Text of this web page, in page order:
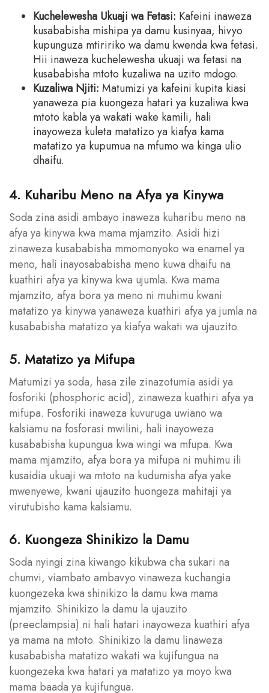
Kuchelewesha Ukuaji wa Fetasi: Kafeini inaweza
kusababisha mishipa ya damu kusinyaa, hivyo
kupunguza mtiririko wa damu kwenda kwa fetasi.
Hii inaweza kuchelewesha ukuaji wa fetasi na
kusababisha mtoto kuzaliwa na uzito mdogo.
Kuzaliwa Njiti: Matumizi ya kafeini kupita kiasi
yanaweza pia kuongeza hatari ya kuzaliwa kwa
mtoto kabla ya wakati wake kamili, hali
inayoweza kuleta matatizo ya kiafya kama
matatizo ya kupumua na mfumo wa kinga ulio
dhaifu.
4. Kuharibu Meno na Afya ya Kinywa
Soda zina asidi ambayo inaweza kuharibu meno na
afya ya kinywa kwa mama mjamzito. Asidi hizi
zinaweza kusababisha mmomonyoko wa enamel ya
meno, hali inayosababisha meno kuwa dhaifu na
kuathiri afya ya kinywa kwa ujumla. Kwa mama
mjamzito, afya bora ya meno ni muhimu kwani
matatizo ya kinywa yanaweza kuathiri afya ya jumla na
kusababisha matatizo ya kiafya wakati wa ujauzito.
5. Matatizo ya Mifupa
Matumizi ya soda, hasa zile zinazotumia asidi ya
fosforiki (phosphoric acid), zinaweza kuathiri afya ya
mifupa. Fosforiki inaweza kuvuruga uwiano wa
kalsiamu na fosforasi mwilini, hali inayoweza
kusababisha kupungua kwa wingi wa mfupa. Kwa
mama mjamzito, afya bora ya mifupa ni muhimu ili
kusaidia ukuaji wa mtoto na kudumisha afya yake
mwenyewe, kwani ujauzito huongeza mahitaji ya
virutubisho kama kalsiamu.
6. Kuongeza Shinikizo la Damu
Soda nyingi zina kiwango kikubwa cha sukari na
chumvi, viambato ambavyo vinaweza kuchangia
kuongezeka kwa shinikizo la damu kwa mama
mjamzito. Shinikizo la damu la ujauzito
(preeclampsia) ni hali hatari inayoweza kuathiri afya
ya mama na mtoto. Shinikizo la damu linaweza
kusababisha matatizo wakati wa kujifungua na
kuongezeka kwa hatari ya matatizo ya moyo kwa
mama baada ya kujifungua.